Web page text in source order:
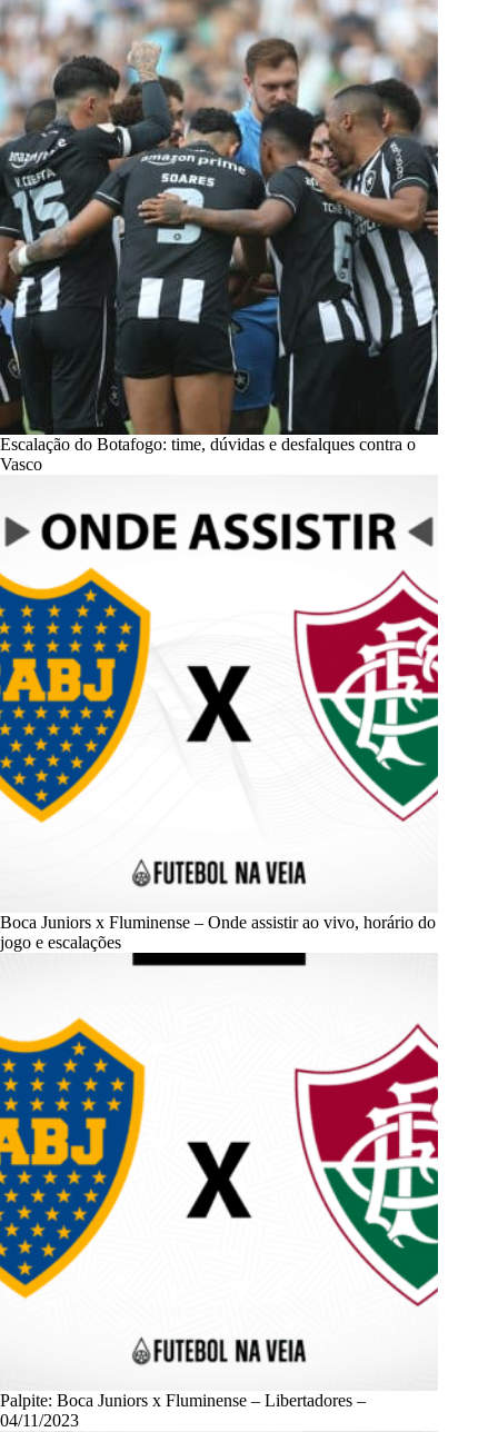
Escalação do Botafogo: time, dúvidas e desfalques contra o
Vasco
Boca Juniors x Fluminense – Onde assistir ao vivo, horário do
jogo e escalações
Palpite: Boca Juniors x Fluminense – Libertadores –
04/11/2023